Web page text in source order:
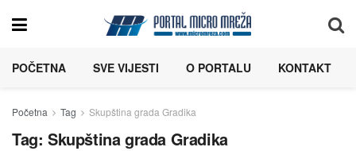
POČETNA SVE VIJESTI O PORTALU KONTAKT
Početna Tag Skupština grada Gradika
Tag: Skupština grada Gradika